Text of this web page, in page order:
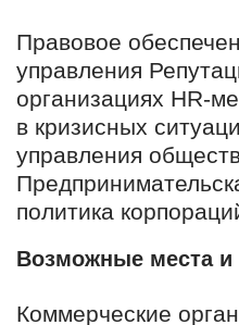
Правовое
управления
организациях HR-
в кризисных
управления
политика
Возможные места и
Коммерческие